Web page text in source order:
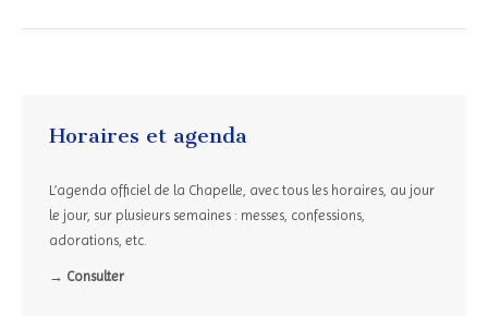
Horaires et agenda
L’agenda officiel de la Chapelle, avec tous les horaires, au jour
le jour, sur plusieurs semaines : messes, confessions,
adorations, etc.
→ Consulter